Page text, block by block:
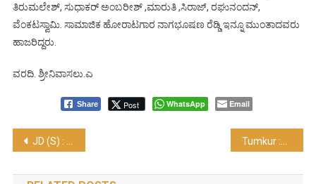
ತಿರುಮಲೇಶ್, ಸುಧಾಕರ್ ಅಂಬರೀಶ್ ,ಮಾರುತಿ ,ಸಿರಾಜ್, ರಘುನಂದನ್,
ವೆಂಕಟಸ್ವಾಮಿ. ಸಾಮಾಜಿಕ ಹೋರಾಟಗಾರ ನಾಗಭೂಷಣ ರೆಡ್ಡಿ ಇನ್ನೂ ಮುಂತಾದವರು
ಹಾಜರಿದ್ದರು.
ವರದಿ. ಶ್ರೀನಿವಾಸಲು.ಎ
Share Post WhatsApp Email
Post
navigation
JD (S) : ಸರಕಾರದ ವೈಫಲ್ಯವನ್ನು ತಮಿಳುನಾಡು ಲಾಭ ಮಾಡಿಕೊಳ್ಳುತ್ತಿದೆ….!